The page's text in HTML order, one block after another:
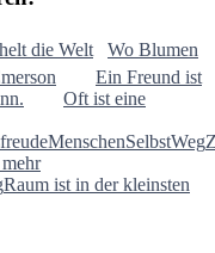
Wo Blumen
Ein Freund ist
Oft ist eine
MenschenSelbstWeg
Raum ist in der kleinsten